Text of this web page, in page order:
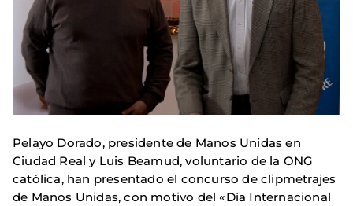
Pelayo Dorado, presidente de Manos Unidas en
Ciudad Real y Luis Beamud, voluntario de la ONG
católica, han presentado el concurso de clipmetrajes
de Manos Unidas, con motivo del «Día Internacional